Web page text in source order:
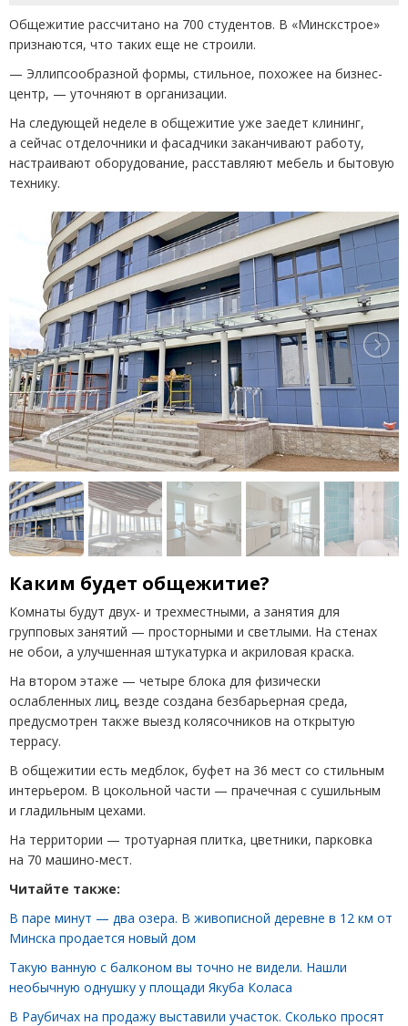
Общежитие рассчитано на 700 студентов. В «Минскстрое»
признаются, что таких еще не строили.
— Эллипсообразной формы, стильное, похожее на бизнес-
центр, — уточняют в организации.
На следующей неделе в общежитие уже заедет клининг,
а сейчас отделочники и фасадчики заканчивают работу,
настраивают оборудование, расставляют мебель и бытовую
технику.
Каким будет общежитие?
Комнаты будут двух- и трехместными, а занятия для
групповых занятий — просторными и светлыми. На стенах
не обои, а улучшенная штукатурка и акриловая краска.
На втором этаже — четыре блока для физически
ослабленных лиц, везде создана безбарьерная среда,
предусмотрен также выезд колясочников на открытую
террасу.
В общежитии есть медблок, буфет на 36 мест со стильным
интерьером. В цокольной части — прачечная с сушильным
и гладильным цехами.
На территории — тротуарная плитка, цветники, парковка
на 70 машино-мест.
Читайте также:
В паре минут — два озера. В живописной деревне в 12 км от
Минска продается новый дом
Такую ванную с балконом вы точно не видели. Нашли
необычную однушку у площади Якуба Коласа
В Раубичах на продажу выставили участок. Сколько просят